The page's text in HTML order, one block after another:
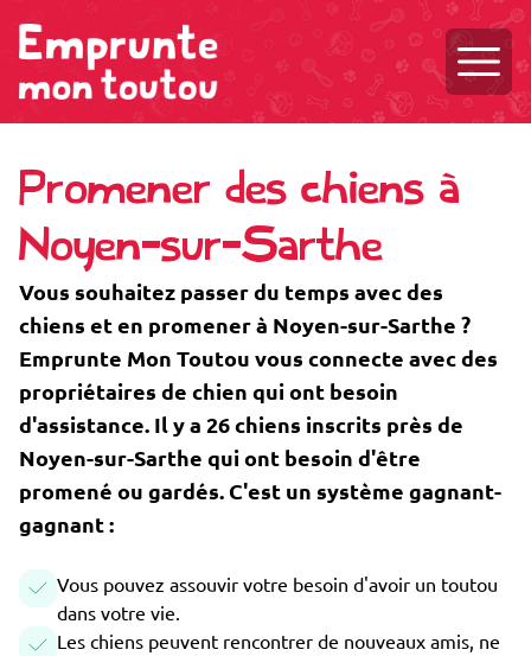
Promener des chiens à
Noyen-sur-Sarthe
Vous souhaitez passer du temps avec des
chiens et en promener à Noyen-sur-Sarthe ?
Emprunte Mon Toutou vous connecte avec des
propriétaires de chien qui ont besoin
d'assistance. Il y a 26 chiens inscrits près de
Noyen-sur-Sarthe qui ont besoin d'être
promené ou gardés. C'est un système gagnant-
gagnant :
Vous pouvez assouvir votre besoin d'avoir un toutou
dans votre vie.
Les chiens peuvent rencontrer de nouveaux amis, ne